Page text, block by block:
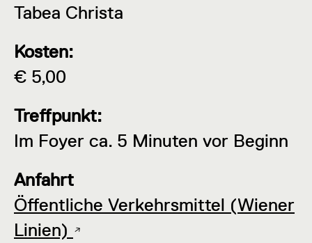
Tabea Christa
Kosten:
€ 5,00
Treffpunkt:
Im Foyer ca. 5 Minuten vor Beginn
Anfahrt
Öffentliche Verkehrsmittel (Wiener
Linien)